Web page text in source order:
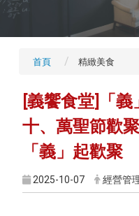
首頁 精緻美食
[義饗食堂]
「
十、萬聖節歡
「義」起歡聚
2025-10-07 經營管